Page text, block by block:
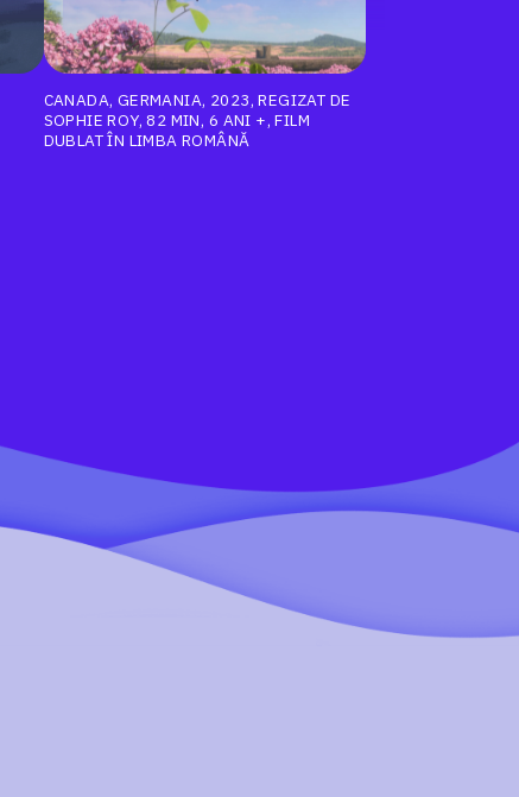
CANADA, GERMANIA, 2023, REGIZAT DE
SOPHIE ROY, 82 MIN, 6 ANI +, FILM
DUBLAT ÎN LIMBA ROMÂNĂ